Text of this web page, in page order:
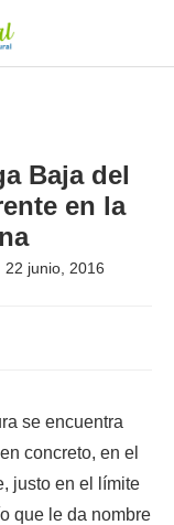
Baja del
en la
22 junio, 2016
se encuentra
concreto, en el
justo en el límite
que le da nombre